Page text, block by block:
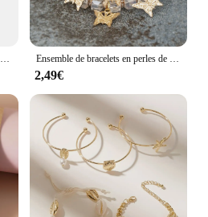
Ensemble de pincettes antistatiques en acier inoxydable, ensemble d'outils de réparation, ensemble d'outils manuels antistatiques pour la fabrication de modèles 6 pièces Ensemble de bracelets en perles de papillon de carillon pour femmes, perles acryliques roses, bracelet élastique, bijoux de fête bohème, cadeau féminin, 4 pièces
2,49€